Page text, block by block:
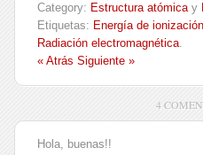
Category: Estructura atómicay
Etiquetas: Energía de ionización
Radiación electromagnética.
« Atrás Siguiente »
4
Hola, buenas!!